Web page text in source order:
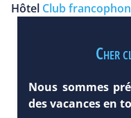
Hôtel Club
Cher
Nous sommes
des vacances en